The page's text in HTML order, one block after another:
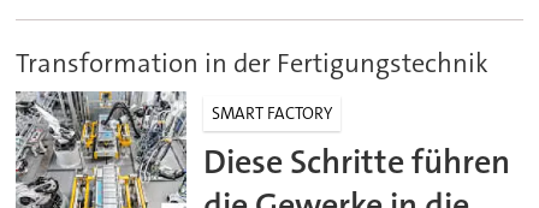
Transformation in der Fertigungstechnik
SMART FACTORY
Diese Schritte führen